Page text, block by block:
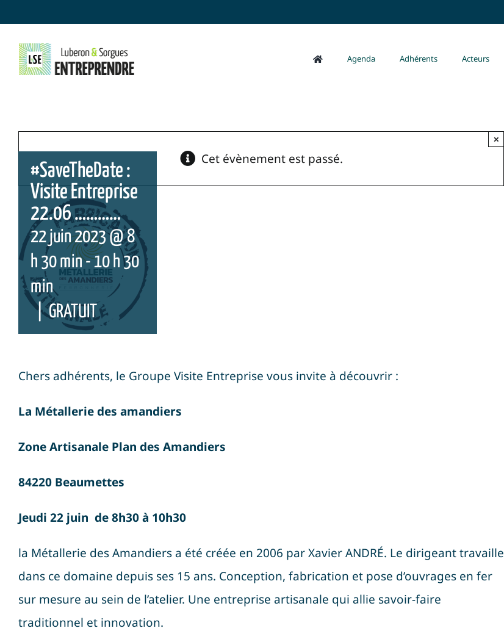
content
Agenda Adhérents Acteurs
Cet évènement est passé.
×
#SaveTheDate :
Visite Entreprise
22.06 …………
22 juin 2023 @ 8
h 30 min-10 h 30
min
| GRATUIT
Chers adhérents, le Groupe Visite Entreprise vous invite à découvrir :
La Métallerie des amandiers
Zone Artisanale Plan des Amandiers
84220 Beaumettes
Jeudi 22 juin de 8h30 à 10h30
la Métallerie des Amandiers a été créée en 2006 par Xavier ANDRÉ. Le dirigeant travaille
dans ce domaine depuis ses 15 ans. Conception, fabrication et pose d’ouvrages en fer
sur mesure au sein de l’atelier. Une entreprise artisanale qui allie savoir-faire
traditionnel et innovation.